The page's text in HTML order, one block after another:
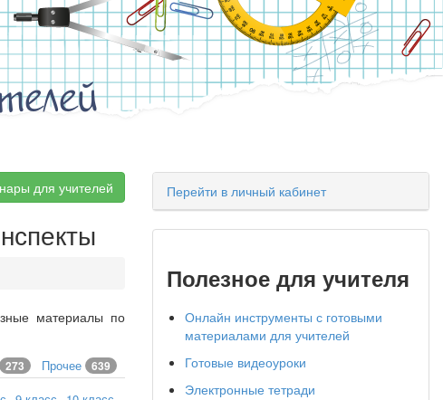
для учителей
материалы по
273 Прочее 639
Перейти в личный кабинет
Полезное для учителя
Онлайн инструменты с готовыми
материалами для учителей
Готовые видеоуроки
Электронные тетради